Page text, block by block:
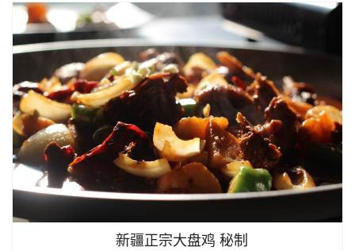
新疆正宗大盘鸡 秘制